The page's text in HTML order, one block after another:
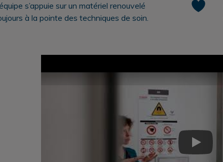
s’appuie sur un matériel renouvelé
à la pointe des techniques de soin.
Play